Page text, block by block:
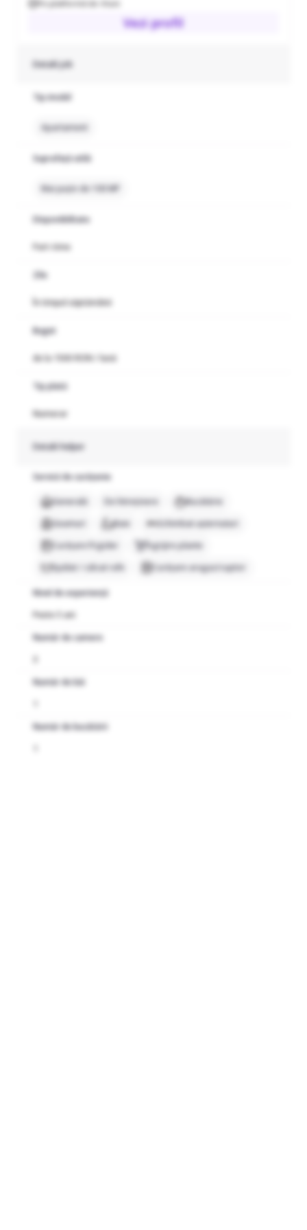
Pe platformă de 4 luni
Vezi profil
Detalii job
Tip imobil
Apartament
Suprafață utilă
Mai puțin de 100 MP
Disponibilitate
Part-time
Zile
În timpul săptămânii
Buget
de la 1500 RON / lună
Tip plată
Numerar
Detalii helper
Servicii de curățenie
Generală De întreținere
Bucătărie
Geamuri
Baie
Schimbat așternuturi
Curățare frigider
Îngrijire plante
Spălat / călcat rufe
Curățare aragaz/cuptor
Nivel de experiență
Peste 5 ani
Număr de camere
Număr de băi
Număr de bucătării